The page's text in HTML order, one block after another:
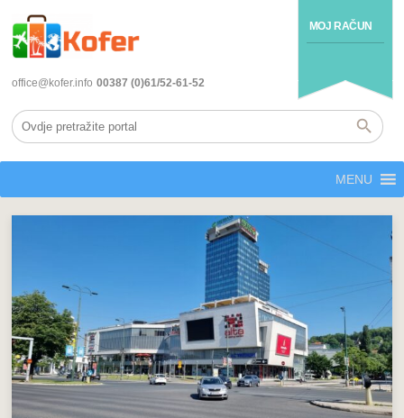
MOJ RAČUN
office@kofer.info 00387 (0)61/52-61-52
MENU